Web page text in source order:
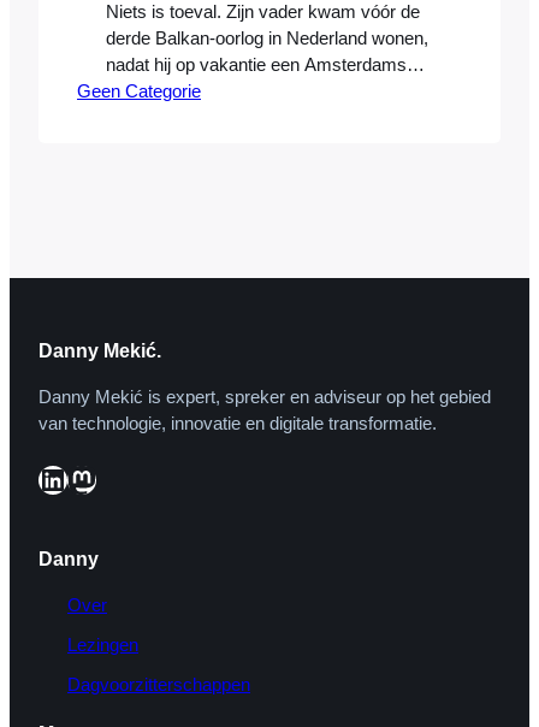
Niets is toeval. Zijn vader kwam vóór de
derde Balkan-oorlog in Nederland wonen,
nadat hij op vakantie een Amsterdamse
vrouw had ontmoet. ,,Opa bleef achter,
Geen Categorie
Danny Mekić.
Danny Mekić is expert, spreker en adviseur op het gebied
van technologie, innovatie en digitale transformatie.
LinkedIn Mastodon
Danny
Over
Lezingen
Dagvoorzitterschappen